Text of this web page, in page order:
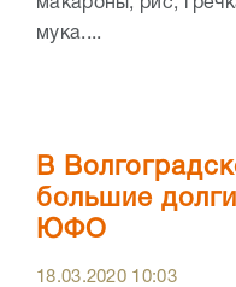
мука....
В
большие
ЮФО
18.03.2020 10:03